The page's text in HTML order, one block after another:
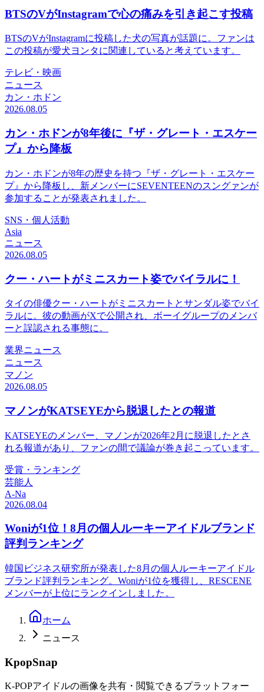
BTSのVがInstagramで心の痛みを引き起こす投稿
BTSのVがInstagramに投稿した犬の写真が話題に。ファンは
この投稿が愛犬ヨンタに関連していると考えています。
テレビ・映画
ニュース
カン・ホドン
2026.08.05
カン・ホドンが8年後に『ザ・グレート・エスケー
プ』から降板
カン・ホドンが8年の歴史を持つ『ザ・グレート・エスケー
プ』から降板し、新メンバーにSEVENTEENのスングァンが
参加することが発表されました。
SNS・個人活動
Asia
ニュース
2026.08.05
クー・ハートがミニスカート姿でバイラルに！
タイの俳優クー・ハートがミニスカートとサンダル姿でバイ
ラルに。彼の動画がXで公開され、ボーイグループのメンバ
ーと誤認される事態に。
業界ニュース
ニュース
マノン
2026.08.05
マノンがKATSEYEから脱退したとの報道
KATSEYEのメンバー、マノンが2026年2月に脱退したとさ
れる報道があり、ファンの間で議論が巻き起こっています。
受賞・ランキング
芸能人
A-Na
2026.08.04
Woniが1位！8月の個人ルーキーアイドルブランド
評判ランキング
韓国ビジネス研究所が発表した8月の個人ルーキーアイドル
ブランド評判ランキング。Woniが1位を獲得し、RESCENE
メンバーが上位にランクインしました。
ホーム
ニュース
KpopSnap
K-POPアイドルの画像を共有・閲覧できるプラットフォー